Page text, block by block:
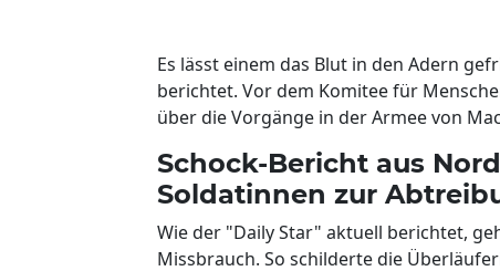
Es lässt einem das Blut in den Adern
berichtet. Vor dem Komitee für
über die Vorgänge in der Armee von
Schock-Bericht aus
Soldatinnen zur
Wie der "Daily Star" aktuell berichtet,
Missbrauch. So schilderte die